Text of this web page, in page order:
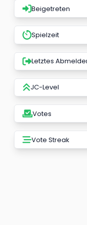
Beigetreten
Spielzeit
Letztes
JC-Level
Votes
Vote Streak